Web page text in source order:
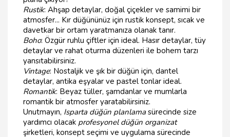
Rustik: Ahşap detaylar, doğal çiçekler ve samimi bir
atmosfer... Kır düğününüz için rustik konsept, sıcak ve
davetkar bir ortam yaratmanıza olanak tanır.
Boho: Özgür ruhlu çiftler için ideal. Hasır detaylar, tüy
detaylar ve rahat oturma düzenleri ile bohem tarzı
yansıtabilirsiniz.
Vintage: Nostaljik ve şık bir düğün için, dantel
detaylar, antika eşyalar ve pastel tonlar ideal.
Romantik: Beyaz tüller, şamdanlar ve mumlarla
romantik bir atmosfer yaratabilirsiniz.
Unutmayın, Isparta düğün planlamasürecinde size
yardımcı olacak profesyonel düğün organizat
şirketleri, konsept seçimi ve uygulama sürecinde